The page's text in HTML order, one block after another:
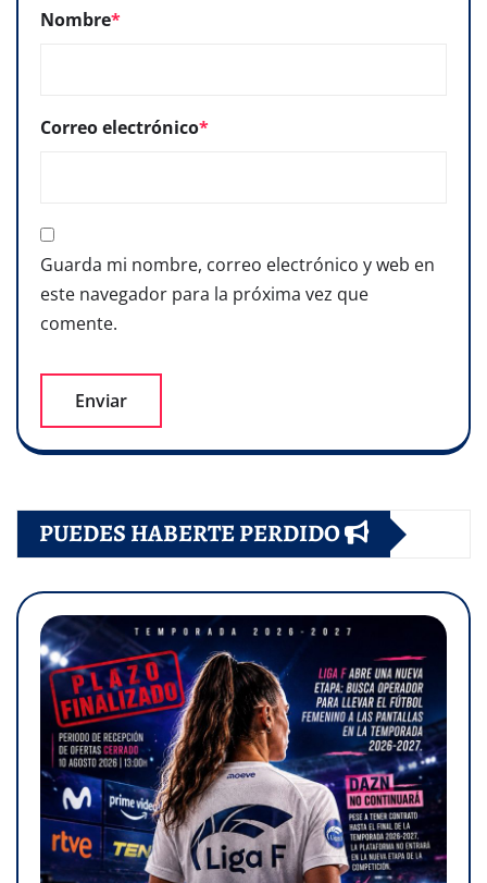
Nombre*
Correo electrónico*
Guarda mi nombre, correo electrónico y web en
este navegador para la próxima vez que
comente.
PUEDES HABERTE PERDIDO